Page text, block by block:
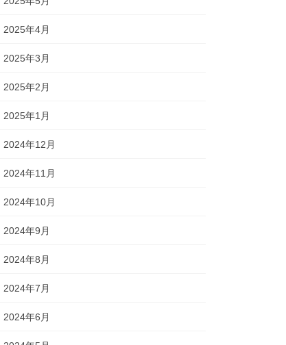
2025年4月
2025年3月
2025年2月
2025年1月
2024年12月
2024年11月
2024年10月
2024年9月
2024年8月
2024年7月
2024年6月